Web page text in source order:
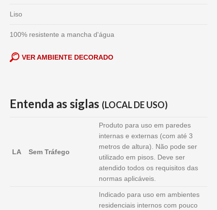
Liso
100% resistente a mancha d'água
VER AMBIENTE DECORADO
Entenda as siglas (LOCAL DE USO)
LA Sem Tráfego
Produto para uso em paredes
internas e externas (com até 3
metros de altura). Não pode ser
utilizado em pisos. Deve ser
atendido todos os requisitos das
normas aplicáveis.
Indicado para uso em ambientes
residenciais internos com pouco